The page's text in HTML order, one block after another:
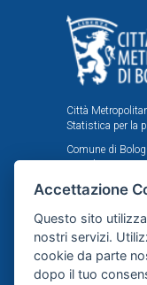
Città
Statistica per la
Comune di
nell'ambito
Metropolitana e
e ricerche
Accettazione
Questo sito
nostri servizi.
cookie da parte
dopo il tuo